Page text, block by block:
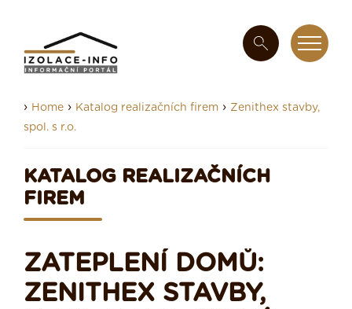
› Home › Katalog realizačních firem › Zenithex stavby,
spol. s r.o.
KATALOG REALIZAČNÍCH
FIREM
ZATEPLENÍ DOMŮ:
ZENITHEX STAVBY,